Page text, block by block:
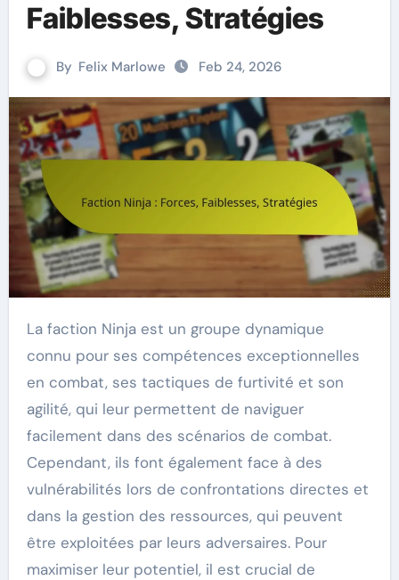
Faiblesses, Stratégies
By Felix Marlowe Feb 24, 2026
La faction Ninja est un groupe dynamique
connu pour ses compétences exceptionnelles
en combat, ses tactiques de furtivité et son
agilité, qui leur permettent de naviguer
facilement dans des scénarios de combat.
Cependant, ils font également face à des
vulnérabilités lors de confrontations directes et
dans la gestion des ressources, qui peuvent
être exploitées par leurs adversaires. Pour
maximiser leur potentiel, il est crucial de